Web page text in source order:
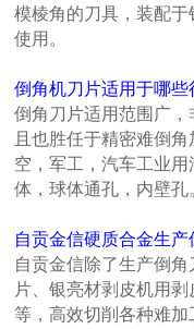
模棱角的刀具，装配
使用。
倒角机刀片适用于哪些
倒角刀片适用范围广
且也胜任于精密难倒
空，军工，汽车工业
体，球体通孔，内壁孔
自贡金信硬质合金生产
自贡金信除了生产倒
片、银亮材剥皮机用
等，高效切削各种难